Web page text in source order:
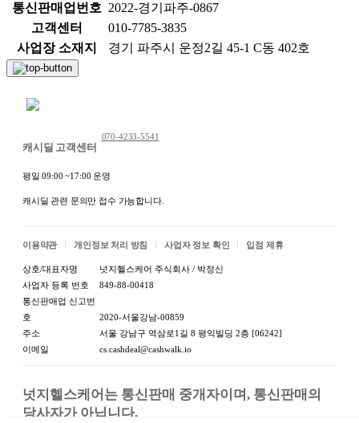
본 상품은 공급사(제조, 유통사)에서 직배송되는 상품입
니다.
고객님 주문 시 상품 출고, 택배 발송을 위하여 수령자
명, 수령자 주소, 수령자 연락처 등 개인정보를 직배송사
주문처리 및 택배 발송 이외의 용도로는 사용하지 않습
위 내용을 확인 후 동의하였을 때 주문해 주세요.
직배송 회사명: 대웅에이젠시
상품 정보고시
관한법률에 따른 표시사
항
[상세설명참조]
식품의 유형:상세정보별
1-3.생산자 및 소재지(수
생산자:상세정보별도표
통신판매업번호 2022-경기파주-0867
고객센터
010-7785-3835
사업장 소재지
경기 파주시 운정2길 45-1 C동 402호
캐시딜 고객센터
070-4233-5541
평일 09:00 ~17:00 운영
캐시딜 관련 문의만 접수 가능합니다.
이용약관 개인정보 처리 방침 사업자 정보 확인 입점 제휴
상호/대표자명
넛지헬스케어 주식회사 / 박정신
사업자 등록 번호
849-88-00418
통신판매업 신고번
호
2020-서울강남-00859
주소
서울 강남구 역삼로1길 8 평익빌딩 2층 [06242]
이메일
cs.cashdeal@cashwalk.io
넛지헬스케어는 통신판매 중개자이며, 통신판매의
당사자가 아닙니다.